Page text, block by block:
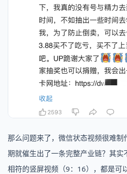
那么问题来了，微信状态视频很难制
期就催生出了一条完整产业链？其实
相符的竖屏视频（9：16），都是可